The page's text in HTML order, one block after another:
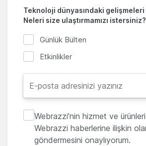
Teknoloji dünyasındaki
Neleri size ulaştırmamızı istersiniz?
Günlük Bülten
Etkinlikler
Webrazzi'nin hizmet ve
Webrazzi haberlerine ilişkin
göndermesini onaylıyorum.